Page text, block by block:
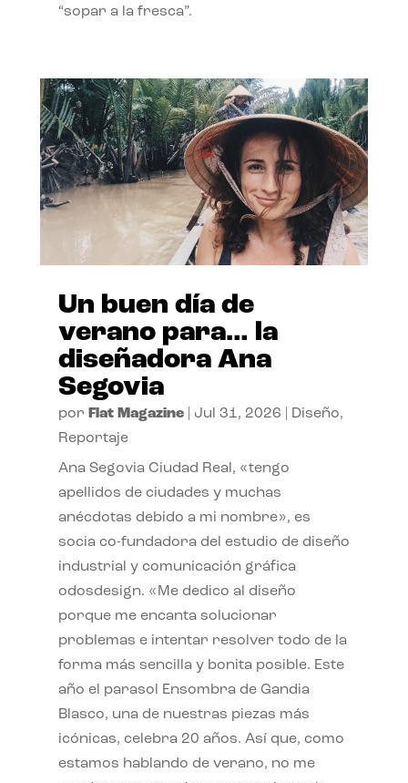
“sopar a la fresca”.
Un buen día de
verano para… la
diseñadora Ana
Segovia
por Flat Magazine| Jul 31, 2026 Diseño,
Reportaje
Ana Segovia Ciudad Real, «tengo
apellidos de ciudades y muchas
anécdotas debido a mi nombre», es
socia co-fundadora del estudio de diseño
industrial y comunicación gráfica
odosdesign. «Me dedico al diseño
porque me encanta solucionar
problemas e intentar resolver todo de la
forma más sencilla y bonita posible. Este
año el parasol Ensombra de Gandia
Blasco, una de nuestras piezas más
icónicas, celebra 20 años. Así que, como
estamos hablando de verano, no me